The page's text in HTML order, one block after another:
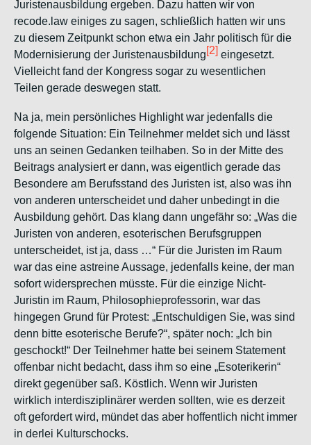
Juristenausbildung ergeben. Dazu hatten wir von
recode.law einiges zu sagen, schließlich hatten wir uns
zu diesem Zeitpunkt schon etwa ein Jahr politisch für die
Modernisierung der Juristenausbildung[2] eingesetzt.
Vielleicht fand der Kongress sogar zu wesentlichen
Teilen gerade deswegen statt.
Na ja, mein persönliches Highlight war jedenfalls die
folgende Situation: Ein Teilnehmer meldet sich und lässt
uns an seinen Gedanken teilhaben. So in der Mitte des
Beitrags analysiert er dann, was eigentlich gerade das
Besondere am Berufsstand des Juristen ist, also was ihn
von anderen unterscheidet und daher unbedingt in die
Ausbildung gehört. Das klang dann ungefähr so: „Was die
Juristen von anderen, esoterischen Berufsgruppen
unterscheidet, ist ja, dass …“ Für die Juristen im Raum
war das eine astreine Aussage, jedenfalls keine, der man
sofort widersprechen müsste. Für die einzige Nicht-
Juristin im Raum, Philosophieprofessorin, war das
hingegen Grund für Protest: „Entschuldigen Sie, was sind
denn bitte esoterische Berufe?“, später noch: „Ich bin
geschockt!“ Der Teilnehmer hatte bei seinem Statement
offenbar nicht bedacht, dass ihm so eine „Esoterikerin“
direkt gegenüber saß. Köstlich. Wenn wir Juristen
wirklich interdisziplinärer werden sollten, wie es derzeit
oft gefordert wird, mündet das aber hoffentlich nicht immer
in derlei Kulturschocks.